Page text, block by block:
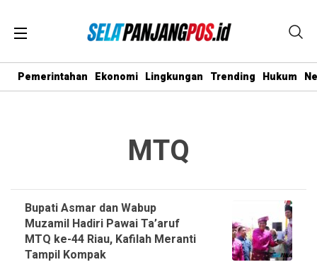
Pemerintahan Ekonomi Lingkungan Trending Hukum
MTQ
Bupati Asmar dan Wabup
Muzamil Hadiri Pawai Ta’aruf
MTQ ke-44 Riau, Kafilah Meranti
Tampil Kompak